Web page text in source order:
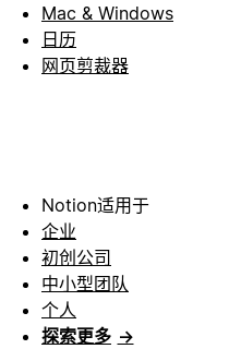
Mac & Windows
日历
网页剪裁器
Notion适用于
企业
初创公司
中小型团队
个人
探索更多 →